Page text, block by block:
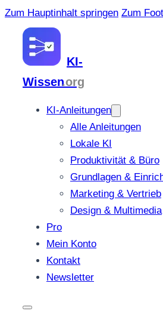
Zum Hauptinhalt springen Zum
KI-
Wissen.org
KI-Anleitungen
Alle Anleitungen
Lokale KI
Produktivität & Büro
Grundlagen &
Marketing & Vertrieb
Design & Multimedia
Pro
Mein Konto
Kontakt
Newsletter